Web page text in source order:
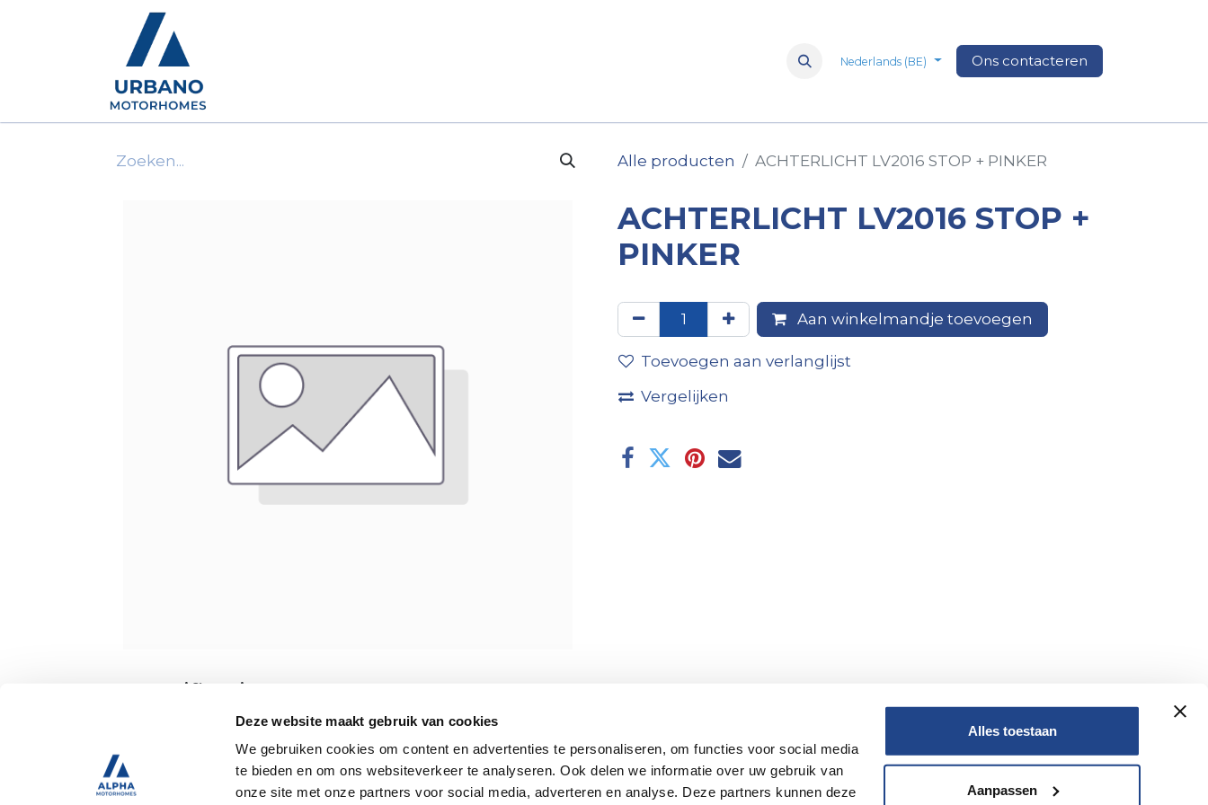
Deze website maakt gebruik van cookies
We gebruiken cookies om content en advertenties te personaliseren, om functies voor social media
te bieden en om ons websiteverkeer te analyseren. Ook delen we informatie over uw gebruik van
onze site met onze partners voor social media, adverteren en analyse. Deze partners kunnen deze
Alles toestaan
Aanpassen
Merken Over Ons Media Veelgestelde vragen
Nederlands (BE) Ons contacteren
Alle producten ACHTERLICHT LV2016 STOP + PINKER
ACHTERLICHT LV2016 STOP +
PINKER
Aan winkelmandje toevoegen
Toevoegen aan verlanglijst
Vergelijken
Specificaties
Tweedehands Nee
Nee